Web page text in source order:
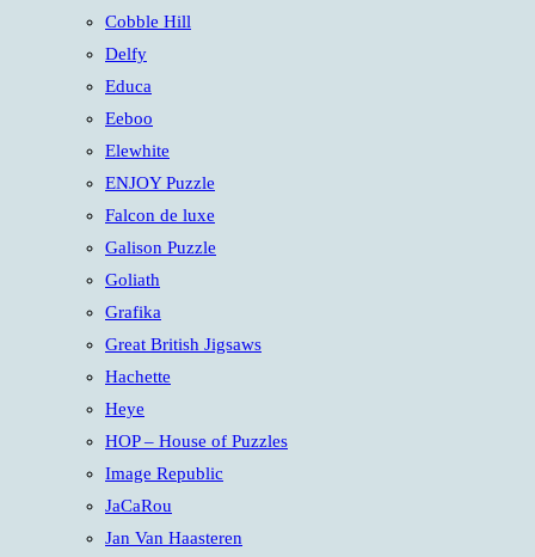
Cobble Hill
Delfy
Educa
Eeboo
Elewhite
ENJOY Puzzle
Falcon de luxe
Galison Puzzle
Goliath
Grafika
Great British Jigsaws
Hachette
Heye
HOP – House of Puzzles
Image Republic
JaCaRou
Jan Van Haasteren